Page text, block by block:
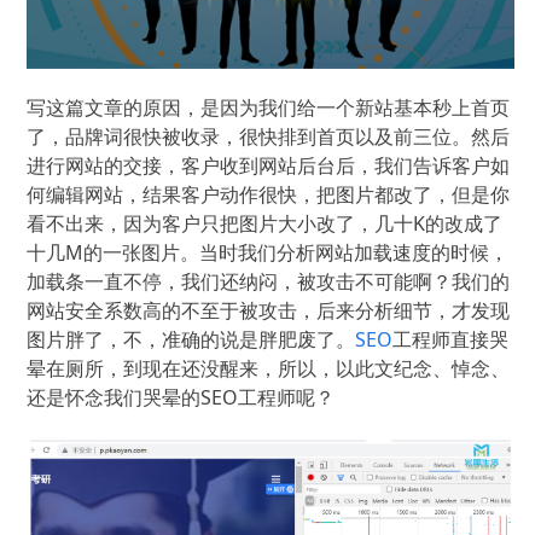
写这篇文章的原因，是因为我们给一个新站基本秒上首页
了，品牌词很快被收录，很快排到首页以及前三位。然后
进行网站的交接，客户收到网站后台后，我们告诉客户如
何编辑网站，结果客户动作很快，把图片都改了，但是你
看不出来，因为客户只把图片大小改了，几十K的改成了
十几M的一张图片。当时我们分析网站加载速度的时候，
加载条一直不停，我们还纳闷，被攻击不可能啊？我们的
网站安全系数高的不至于被攻击，后来分析细节，才发现
图片胖了，不，准确的说是胖肥废了。SEO工程师直接哭
晕在厕所，到现在还没醒来，所以，以此文纪念、悼念、
还是怀念我们哭晕的SEO工程师呢？